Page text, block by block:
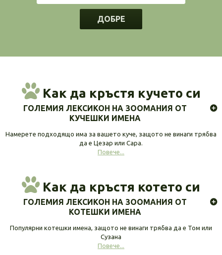
ДОБРЕ
Как да кръстя кучето си
ГОЛЕМИЯ ЛЕКСИКОН НА ЗООМАНИЯ ОТ
КУЧЕШКИ ИМЕНА
Намерете подходящо има за вашето куче, защото не винаги трябва
да е Цезар или Сара.
Повече...
Как да кръстя котето си
ГОЛЕМИЯ ЛЕКСИКОН НА ЗООМАНИЯ ОТ
КОТЕШКИ ИМЕНА
Популярни котешки имена, защото не винаги трябва да е Том или
Сузана
Повече...